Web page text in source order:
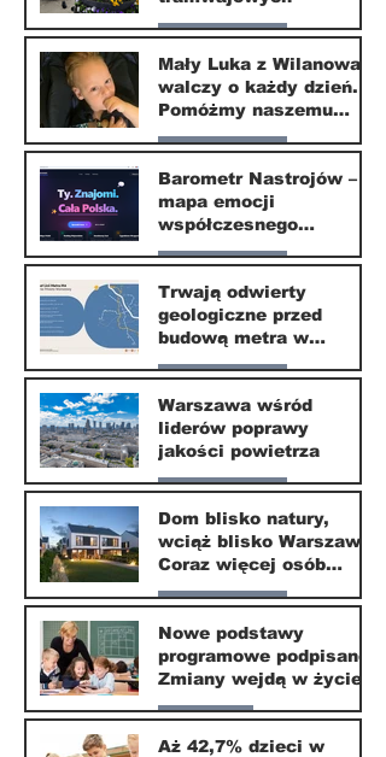
Nasze miasto
20 kwi
Mały Luka z Wilanowa
walczy o każdy dzień.
Pomóżmy naszemu
małemu sąsiadowi
odzyskać dzieciństwo
Nasze miasto
30 mar
Barometr Nastrojów –
mapa emocji
współczesnego
społeczeństwa
Nasze miasto
30 mar
Trwają odwierty
geologiczne przed
budową metra w
Wilanowie
Nasze miasto
24 mar
Warszawa wśród
liderów poprawy
jakości powietrza
Nasze miasto
24 mar
Dom blisko natury,
wciąż blisko Warszawy.
Coraz więcej osób
wybiera ten kierunek
Nasze miasto
20 mar
Nowe podstawy
programowe podpisane.
Zmiany wejdą w życie
od września 2026
Edukacja
Aż 42,7% dzieci w